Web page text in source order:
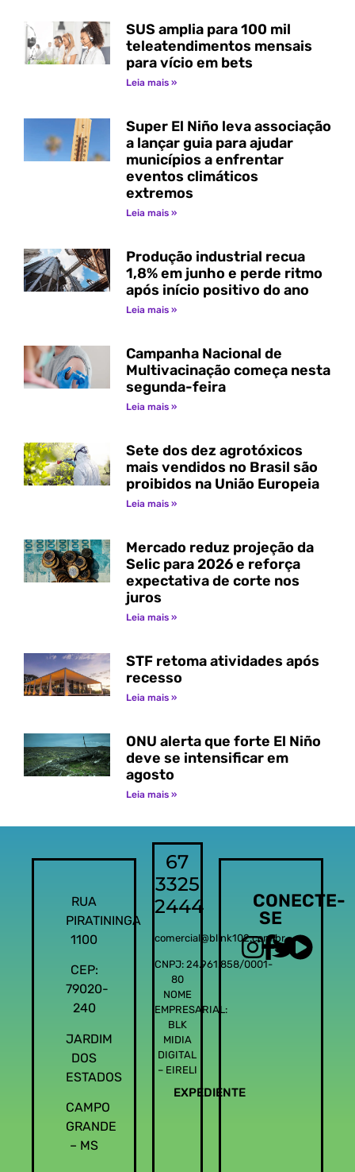
SUS amplia para 100 mil
teleatendimentos mensais
para vício em bets
Leia mais »
Super El Niño leva associação
a lançar guia para ajudar
municípios a enfrentar
eventos climáticos
extremos
Leia mais »
Produção industrial recua
1,8% em junho e perde ritmo
após início positivo do ano
Leia mais »
Campanha Nacional de
Multivacinação começa nesta
segunda-feira
Leia mais »
Sete dos dez agrotóxicos
mais vendidos no Brasil são
proibidos na União Europeia
Leia mais »
Mercado reduz projeção da
Selic para 2026 e reforça
expectativa de corte nos
juros
Leia mais »
STF retoma atividades após
recesso
Leia mais »
ONU alerta que forte El Niño
deve se intensificar em
agosto
Leia mais »
RUA
PIRATININGA
1100
CEP:
79020-
240
JARDIM
DOS
ESTADOS
CAMPO
GRANDE
– MS
67
3325
2444
comercial@blink102.com.br
CNPJ: 24.961.858/0001-
80
NOME
EMPRESARIAL:
BLK
MIDIA
DIGITAL
– EIRELI
EXPEDIENTE
CONECTE-
SE